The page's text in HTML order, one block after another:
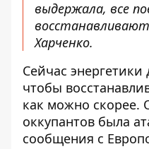
выдержала, все
Харченко.
Сейчас
чтобы
как можно скорее.
оккупантов была
сообщения с